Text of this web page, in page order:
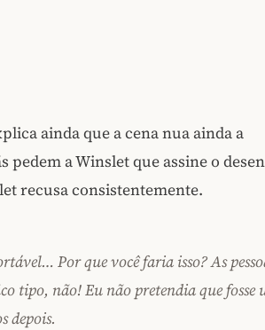
ainda que a cena nua ainda a
pedem a Winslet que assine o
recusa consistentemente.
Por que você faria isso? As
tipo, não! Eu não pretendia que fosse
depois.